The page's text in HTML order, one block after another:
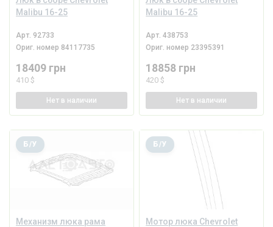
Malibu 16-25
Арт. 92733
Ориг. номер 84117735
18409 грн
410 $
Нет в наличии
Malibu 16-25
Арт.438753
Ориг. номер 23395391
18858 грн
420 $
Нет в наличии
Механизм люка рама
Б/У
Мотор люка Chevrolet
Б/У